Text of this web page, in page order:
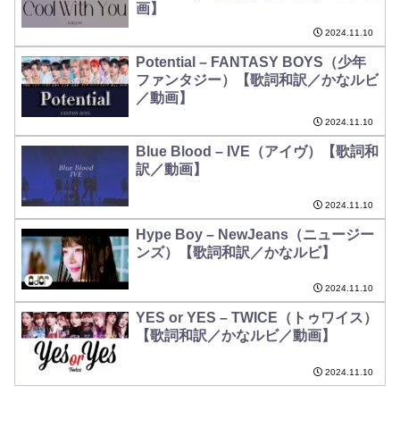
画】
2024.11.10
Potential – FANTASY BOYS（少年
ファンタジー）【歌詞和訳／かなルビ
／動画】
2024.11.10
Blue Blood – IVE（アイヴ）【歌詞和
訳／動画】
2024.11.10
Hype Boy – NewJeans（ニュージー
ンズ）【歌詞和訳／かなルビ】
2024.11.10
YES or YES – TWICE（トゥワイス）
【歌詞和訳／かなルビ／動画】
2024.11.10